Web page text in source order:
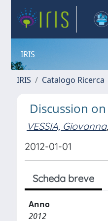
IRIS
IRIS Catalogo Ricerca
Discussion
VESSIA, Giovanna;
2012-01-01
Scheda breve
Anno
2012